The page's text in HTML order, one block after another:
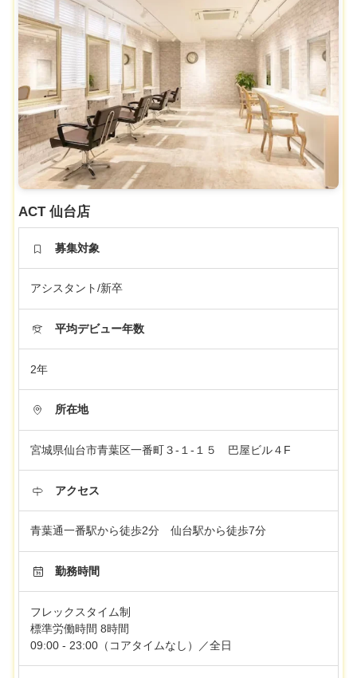
ACT 仙台店
募集対象
アシスタント/新卒
平均デビュー年数
2年
所在地
宮城県仙台市青葉区一番町３-１-１５ 巴屋ビル４F
アクセス
青葉通一番駅から徒歩2分 仙台駅から徒歩7分
勤務時間
フレックスタイム制
標準労働時間 8時間
09:00 - 23:00（コアタイムなし）／全日